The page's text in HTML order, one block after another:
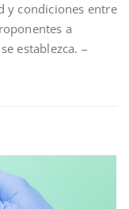
y condiciones entre
a
establezca. –